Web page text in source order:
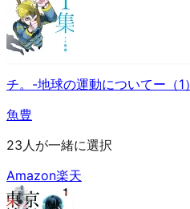
チ。-地球の運動についてー（1）
魚豊
23人が一緒に選択
Amazon楽天